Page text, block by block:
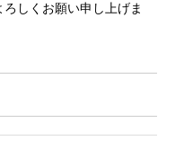
しくお願い申し上げま